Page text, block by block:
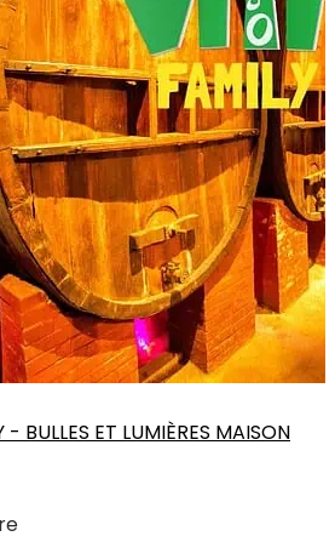
- BULLES ET LUMIÈRES MAISON